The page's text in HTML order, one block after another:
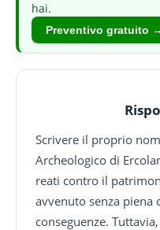
hai.
Preventivo gratuito →
Scrivere il proprio
Archeologico di
reati contro il
avvenuto senza piena
conseguenze.